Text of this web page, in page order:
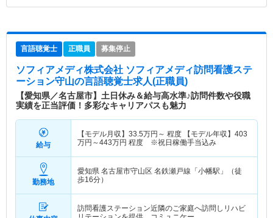
言語聴覚士 正職員 募集停止
ソフィアメディ株式会社 ソフィアメディ訪問看護ステ
ーション守山の言語聴覚士求人(正職員)
【愛知県／名古屋市】土日休み＆給与高水準♪訪問件数や役職
実績を正当評価！多彩なキャリアパスも魅力
給与
【モデル月収】 33.5万円～ 程度 【モデル年収】 403
万円～443万円 程度 ※祝日稼働手当込み
勤務地
愛知県 名古屋市守山区 名鉄瀬戸線「小幡駅」（徒
歩16分）
訪問看護ステーション近隣のご家庭へ訪問しリハビ